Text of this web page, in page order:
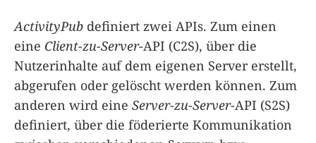
ActivityPub definiert zwei APIs. Zum einen
eine Client-zu-Server-API (C2S), über die
Nutzerinhalte auf dem eigenen Server erstellt,
abgerufen oder gelöscht werden können. Zum
anderen wird eine Server-zu-Server-API (S2S)
definiert, über die föderierte Kommunikation